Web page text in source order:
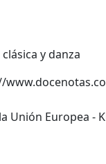
y danza